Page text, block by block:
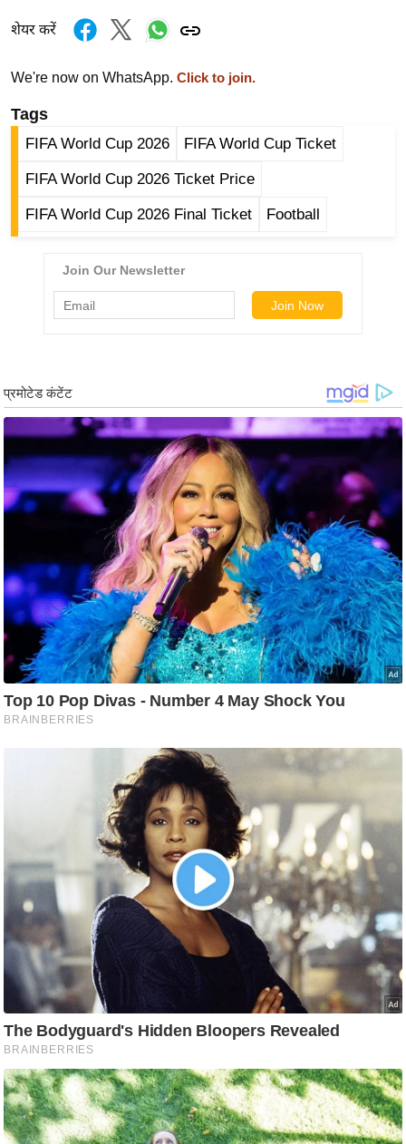
ग
डि
हि
त्य
ग
ज
ब्री
म
नो
न
ज
ग
बॉ
वु
फि
ल्म
स
क्षा
B
r
e
a
k
i
n
शेयर करें
We're now on WhatsApp. Click to join.
Tags
FIFA World Cup 2026 FIFA World Cup Ticket
FIFA World Cup 2026 Ticket Price
FIFA World Cup 2026 Final Ticket Football